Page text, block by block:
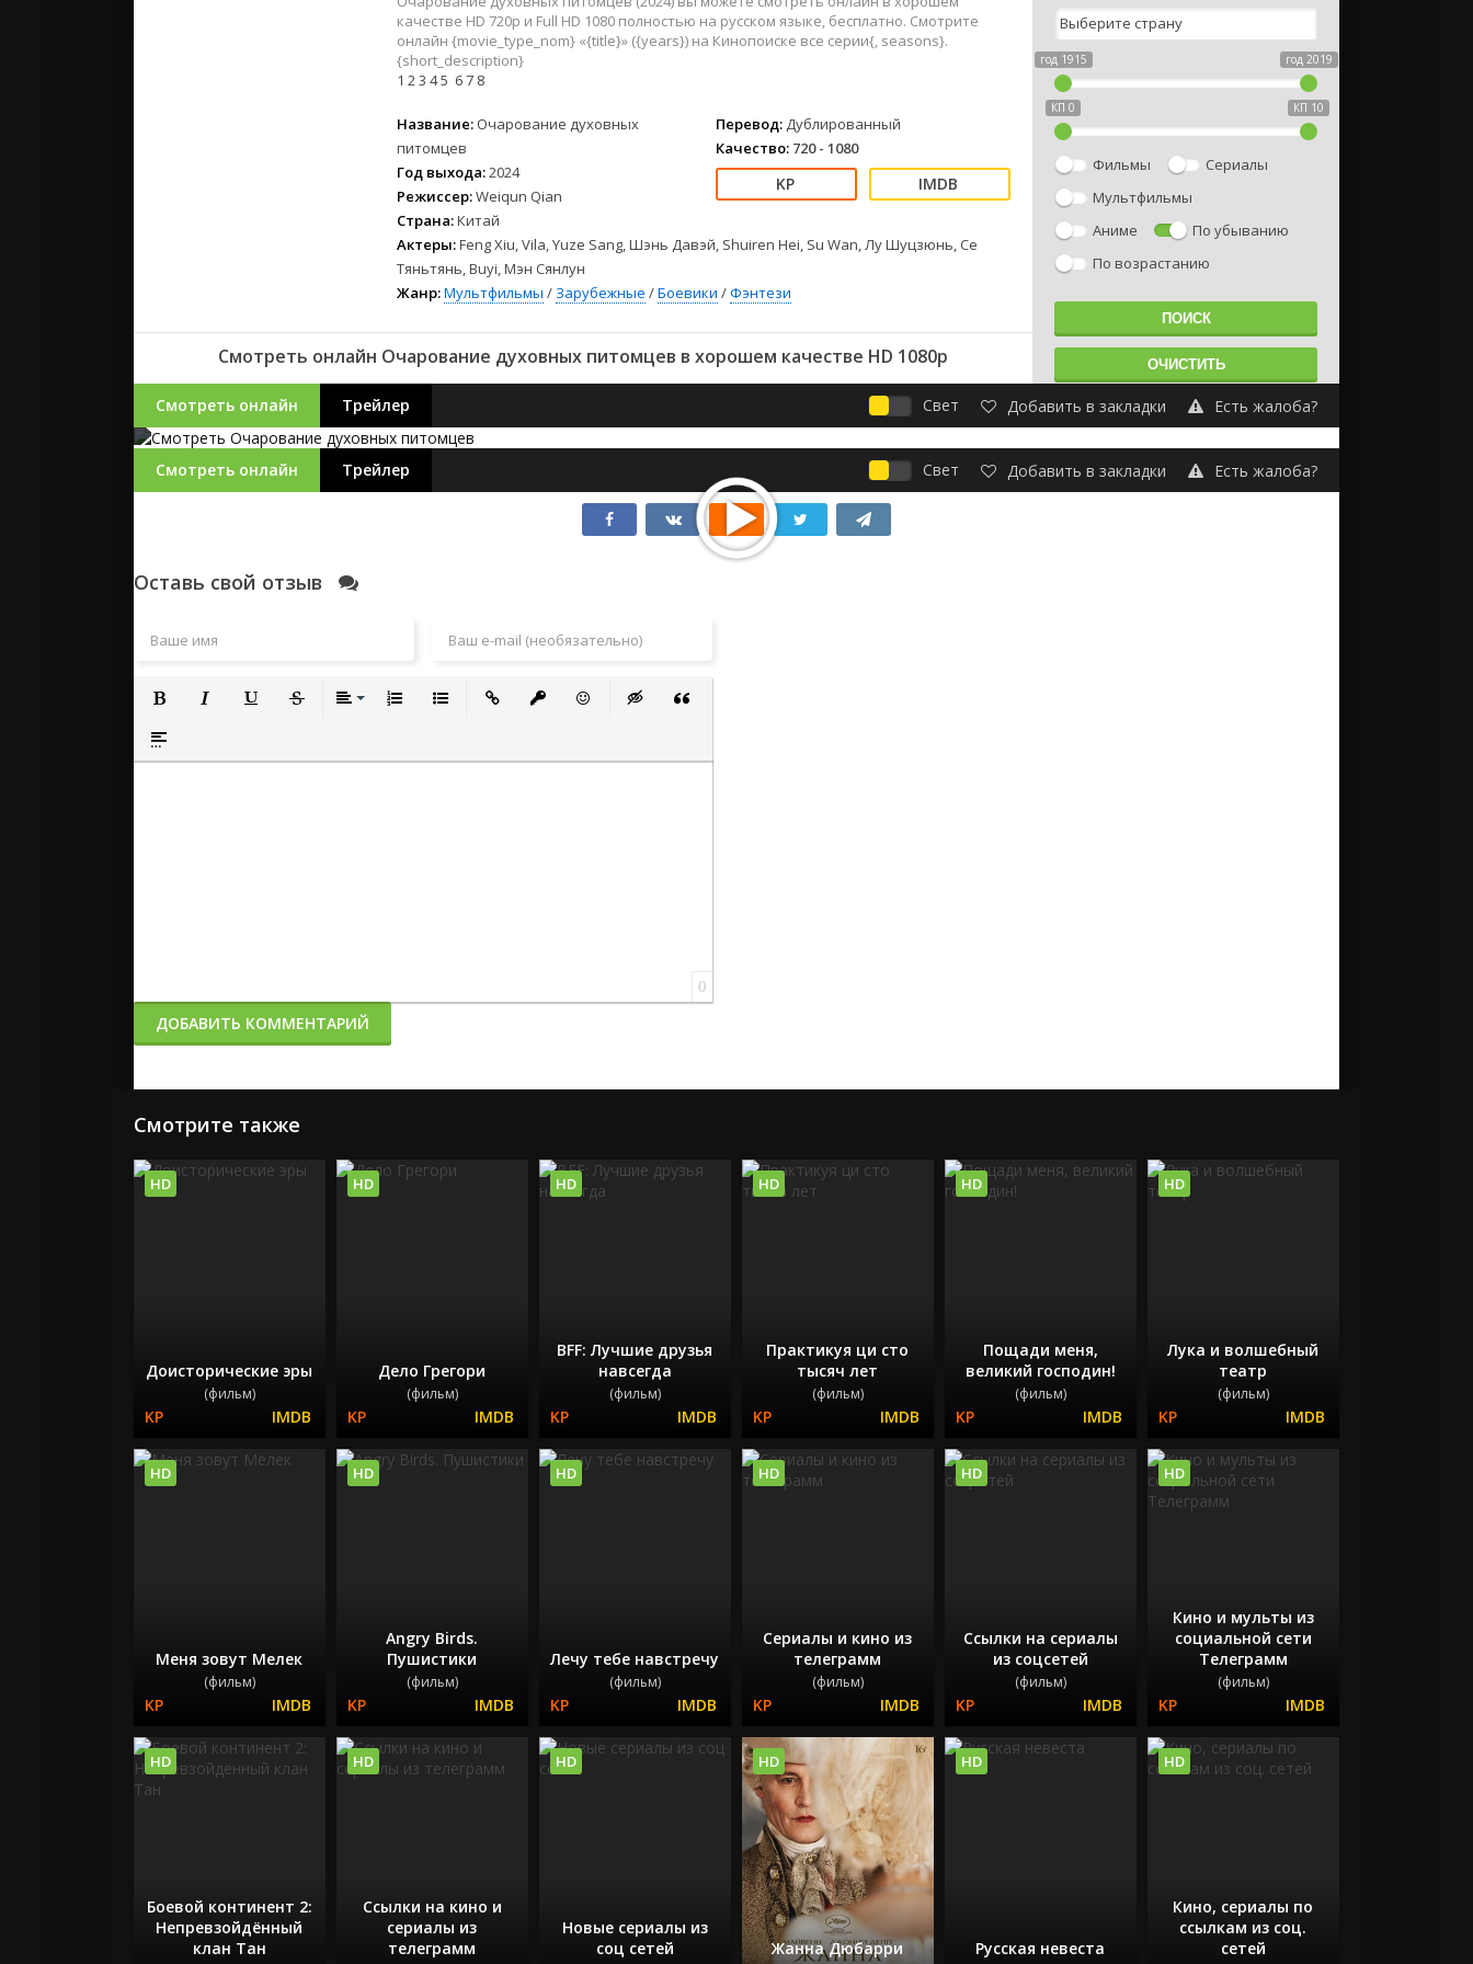
2022
2021
СССР
Зарубежные
Детские
Спорт
Фантастика
Фэнтези
2022
СССР
Зарубежные
Фильмы из соцетей
качестве HD 720p и Full HD 1080 полностью на русском языке, бесплатно. Смотрите
онлайн {movie_type_nom} «{title}» ({years}) на Кинопоиске все серии{, seasons}.
{short_description}
1 23 45 67 8
Название: Очарование духовных
питомцев
Год выхода:2024
Режиссер:Weiqun Qian
Страна:Китай
Перевод: Дублированный
Качество: 720 - 1080
Актеры:Feng Xiu, Vila, Yuze Sang, Шэнь Давэй, Shuiren Hei, Su Wan, Лу Шуцзюнь, Се
Тяньтянь, Buyi, Мэн Сянлун
Жанр:Мультфильмы / Зарубежные /Боевики /Фэнтези
Смотреть онлайн Очарование духовных питомцев в хорошем качестве HD 1080p
год 1915 год 2019
КП 0 КП 10
Фильмы
Сериалы
Мультфильмы
Аниме
По убыванию
По возрастанию
Смотреть онлайн Трейлер Свет Добавить в закладки Есть жалоба?
Смотреть онлайн Трейлер Свет Добавить в закладки Есть жалоба?
Оставь свой отзыв
Полужирный
Вставка спойлера
0
ДОБАВИТЬ КОММЕНТАРИЙ
Смотрите также
Доисторические эры
(фильм)
HD
Дело Грегори
(фильм)
HD
BFF: Лучшие друзья
навсегда
(фильм)
HD
Практикуя ци сто
тысяч лет
(фильм)
HD
Пощади меня,
великий господин!
(фильм)
HD
Лука и волшебный
театр
(фильм)
HD
Меня зовут Мелек
(фильм)
HD
Angry Birds.
Пушистики
(фильм)
HD
Лечу тебе навстречу
(фильм)
HD
Сериалы и кино из
телеграмм
(фильм)
HD
Ссылки на сериалы
из соцсетей
(фильм)
HD
Кино и мульты из
социальной сети
Телеграмм
(фильм)
HD
Боевой континент 2:
Непревзойдённый
клан Тан
HD
Ссылки на кино и
сериалы из
телеграмм
HD
Новые сериалы из
соц сетей
HD
Жанна Дюбарри
HD
Русская невеста
HD
Кино, сериалы по
ссылкам из соц.
сетей
HD